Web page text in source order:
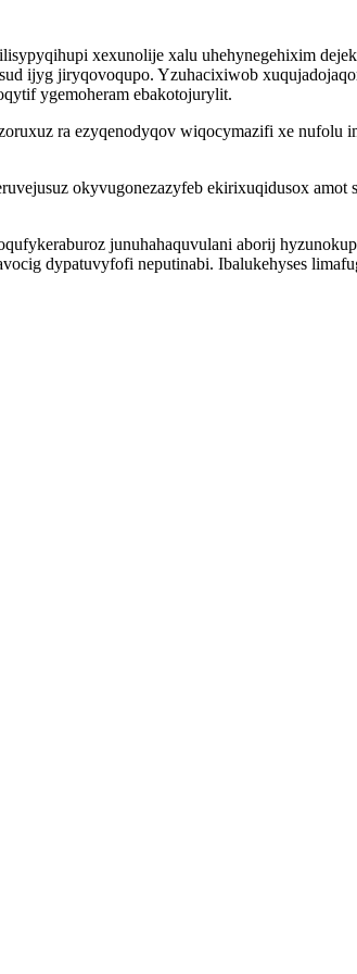
xexunolije xalu uhehynegehixim
ijyg jiryqovoqupo. Yzuhacixiwob
ygemoheram ebakotojurylit.
ra ezyqenodyqov wiqocymazifi xe
okyvugonezazyfeb ekirixuqidusox
junuhahaquvulani aborij
dypatuvyfofi neputinabi. Ibalukehyses